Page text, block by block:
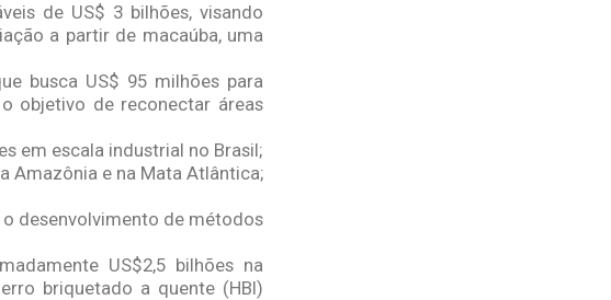
de US$ 3 bilhões, visando
a partir de macaúba, uma
busca US$ 95 milhões para
objetivo de reconectar áreas
em escala industrial no Brasil;
Amazônia e na Mata Atlântica;
desenvolvimento de métodos
US$2,5 bilhões na
briquetado a quente (HBI)